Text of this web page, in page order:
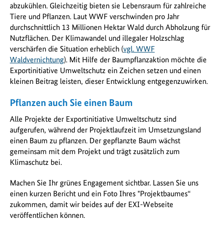
abzukühlen. Gleichzeitig bieten sie Lebensraum für zahlreiche
Tiere und Pflanzen. Laut WWF verschwinden pro Jahr
durchschnittlich 13 Millionen Hektar Wald durch Abholzung für
Nutzflächen. Der Klimawandel und illegaler Holzschlag
verschärfen die Situation erheblich (vgl. WWF
Waldvernichtung). Mit Hilfe der Baumpflanzaktion möchte die
Exportinitiative Umweltschutz ein Zeichen setzen und einen
kleinen Beitrag leisten, dieser Entwicklung entgegenzuwirken.
Pflanzen auch Sie einen Baum
Alle Projekte der Exportinitiative Umweltschutz sind
aufgerufen, während der Projektlaufzeit im Umsetzungsland
einen Baum zu pflanzen. Der gepflanzte Baum wächst
gemeinsam mit dem Projekt und trägt zusätzlich zum
Klimaschutz bei.
Machen Sie Ihr grünes Engagement sichtbar. Lassen Sie uns
einen kurzen Bericht und ein Foto Ihres "Projektbaumes“
zukommen, damit wir beides auf der EXI-Webseite
veröffentlichen können.